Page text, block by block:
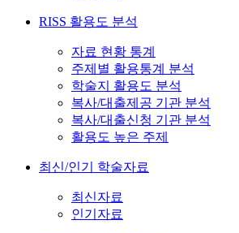
RISS 활용도 분석
자료 현황 통계
주제별 활용통계 분석
학술지 활용도 분석
복사/대출제공 기관 분석
복사/대출신청 기관 분석
활용도 높은 주제
최신/인기 학술자료
최신자료
인기자료